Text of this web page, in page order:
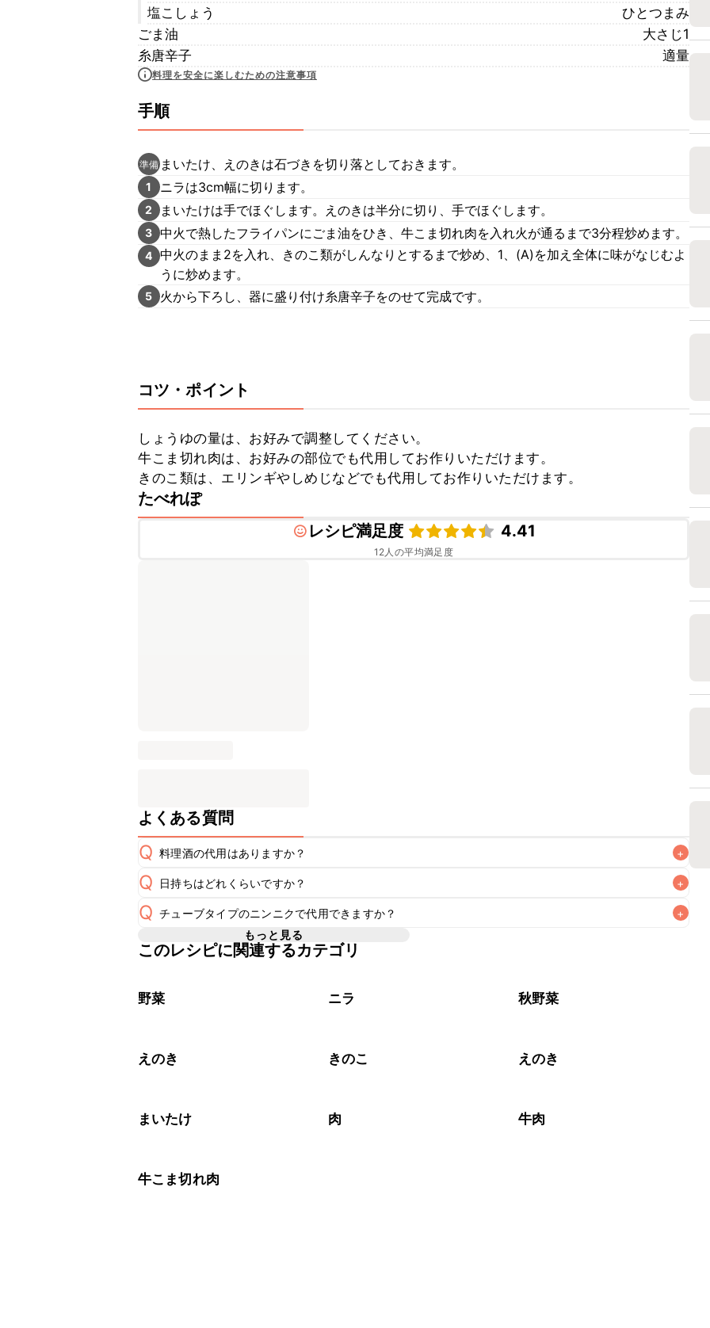
塩こしょう
ひとつまみ
ごま油
大さじ1
糸唐辛子
適量
料理を安全に楽しむための注意事項
手順
準備 まいたけ、えのきは石づきを切り落としておきます。
1 ニラは3cm幅に切ります。
2 まいたけは手でほぐします。えのきは半分に切り、手でほぐします。
3 中火で熱したフライパンにごま油をひき、牛こま切れ肉を入れ火が通るまで3分程炒めます。
4 中火のまま2を入れ、きのこ類がしんなりとするまで炒め、1、(A)を加え全体に味がなじむよ
うに炒めます。
5 火から下ろし、器に盛り付け糸唐辛子をのせて完成です。
コツ・ポイント
しょうゆの量は、お好みで調整してください。
牛こま切れ肉は、お好みの部位でも代用してお作りいただけます。
きのこ類は、エリンギやしめじなどでも代用してお作りいただけます。
たべれぽ
レシピ満足度
4.41
12人の平均満足度
よくある質問
Q 料理酒の代用はありますか？ +
A
Q 日持ちはどれくらいですか？ +
保存期間は冷蔵で翌日中が目安です。なるべくお早めにお召し上がりください。
※日持ちは目安です。こちら
Q チューブタイプのニンニクで代用できますか？ +
A チューブタイプのニンニクを使用してもお作りいただけます。レシピと同量を目安に加え、お好み
もっと見る
このレシピに関連するカテゴリ
野菜 ニラ 秋野菜
えのき きのこ えのき
まいたけ 肉 牛肉
牛こま切れ肉